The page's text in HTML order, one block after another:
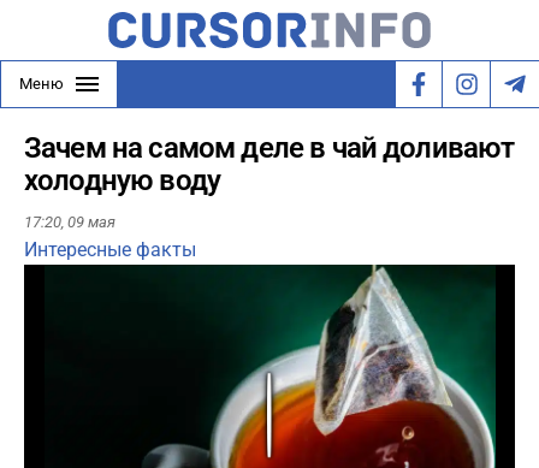
Меню
Зачем на самом деле в чай доливают
холодную воду
17:20, 09 мая
Интересные факты
Play